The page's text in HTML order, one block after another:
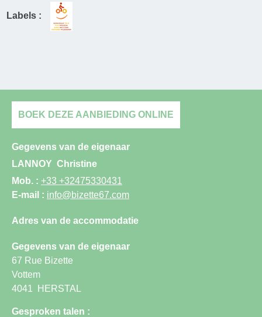
Labels :
BOEK DEZE AANBIEDING ONLINE
Gegevens van de eigenaar
LANNOY Christine
Mob. : +33 +32475330431
E-mail : info@bizette67.com
Adres van de accommodatie
Gegevens van de eigenaar
67 Rue Bizette
Vottem
4041
HERSTAL
Gesproken talen :